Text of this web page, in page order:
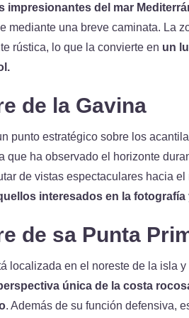
impresionantes del mar
mediante una breve caminata. La
rústica, lo que la convierte en un
de la Gavina
punto estratégico sobre los
que ha observado el horizonte
de vistas espectaculares hacia
interesados en la
de sa Punta
localizada en el noreste de la isla
única de la costa
. Además de su función defensiva,